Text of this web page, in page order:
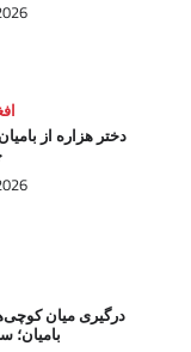
دختر هزاره از
درگیری میان